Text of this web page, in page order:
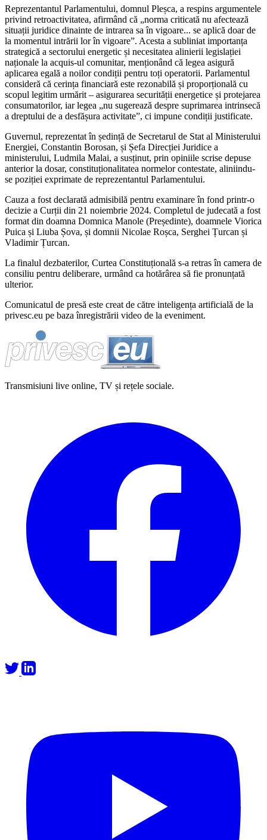
Reprezentantul Parlamentului, domnul Pleșca, a respins argumentele
privind retroactivitatea, afirmând că „norma criticată nu afectează
situații juridice dinainte de intrarea sa în vigoare... se aplică doar de
la momentul intrării lor în vigoare”. Acesta a subliniat importanța
strategică a sectorului energetic și necesitatea alinierii legislației
naționale la acquis-ul comunitar, menționând că legea asigură
aplicarea egală a noilor condiții pentru toți operatorii. Parlamentul
consideră că cerința financiară este rezonabilă și proporțională cu
scopul legitim urmărit – asigurarea securității energetice și protejarea
consumatorilor, iar legea „nu sugerează despre suprimarea intrinsecă
a dreptului de a desfășura activitate”, ci impune condiții justificate.
Guvernul, reprezentat în ședință de Secretarul de Stat al Ministerului
Energiei, Constantin Borosan, și Șefa Direcției Juridice a
ministerului, Ludmila Malai, a susținut, prin opiniile scrise depuse
anterior la dosar, constituționalitatea normelor contestate, aliniindu-
se poziției exprimate de reprezentantul Parlamentului.
Cauza a fost declarată admisibilă pentru examinare în fond printr-o
decizie a Curții din 21 noiembrie 2024. Completul de judecată a fost
format din doamna Domnica Manole (Președinte), doamnele Viorica
Puica și Liuba Șova, și domnii Nicolae Roșca, Serghei Țurcan și
Vladimir Țurcan.
La finalul dezbaterilor, Curtea Constituțională s-a retras în camera de
consiliu pentru deliberare, urmând ca hotărârea să fie pronunțată
ulterior.
Comunicatul de presă este creat de către inteligența artificială de la
privesc.eu pe baza înregistrării video de la eveniment.
Transmisiuni live online, TV și rețele sociale.